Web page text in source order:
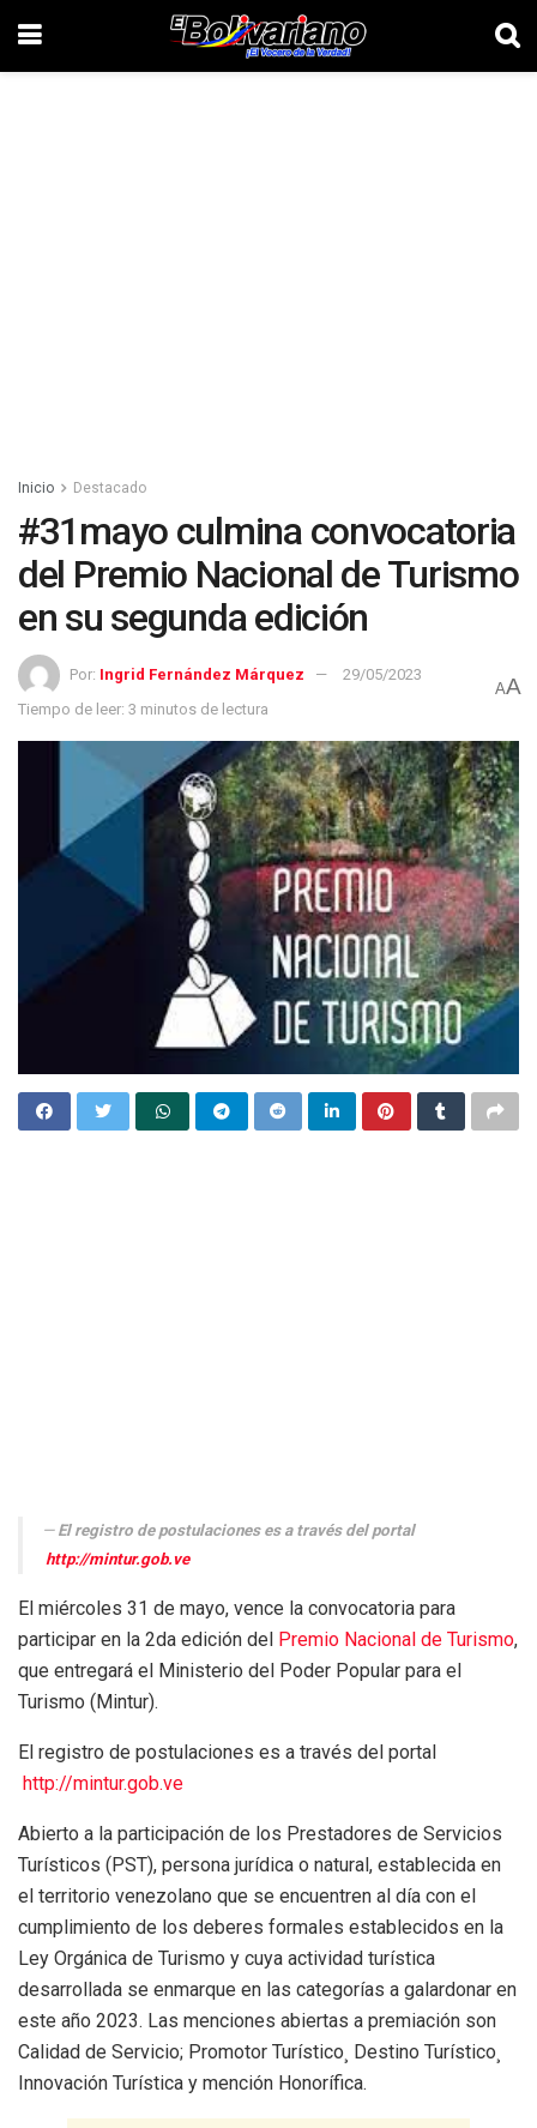
Inicio Destacado
#31mayo culmina convocatoria
del Premio Nacional de Turismo
en su segunda edición
Por: Ingrid Fernández Márquez
29/05/2023
Tiempo de leer: 3 minutos de lectura
AA
El registro de postulaciones es a través del portal
http://mintur.gob.ve
El miércoles 31 de mayo, vence la convocatoria para
participar en la 2da edición del Premio Nacional de Turismo,
que entregará el Ministerio del Poder Popular para el
Turismo (Mintur).
El registro de postulaciones es a través del portal
http://mintur.gob.ve
Abierto a la participación de los Prestadores de Servicios
Turísticos (PST), persona jurídica o natural, establecida en
el territorio venezolano que se encuentren al día con el
cumplimiento de los deberes formales establecidos en la
Ley Orgánica de Turismo y cuya actividad turística
desarrollada se enmarque en las categorías a galardonar en
este año 2023. Las menciones abiertas a premiación son
Calidad de Servicio; Promotor Turístico¸ Destino Turístico¸
Innovación Turística y mención Honorífica.